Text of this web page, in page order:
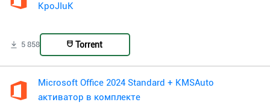
KpoJIuK
5 858 Torrent
Microsoft Office 2024 Standard + KMSAuto
активатор в комплекте